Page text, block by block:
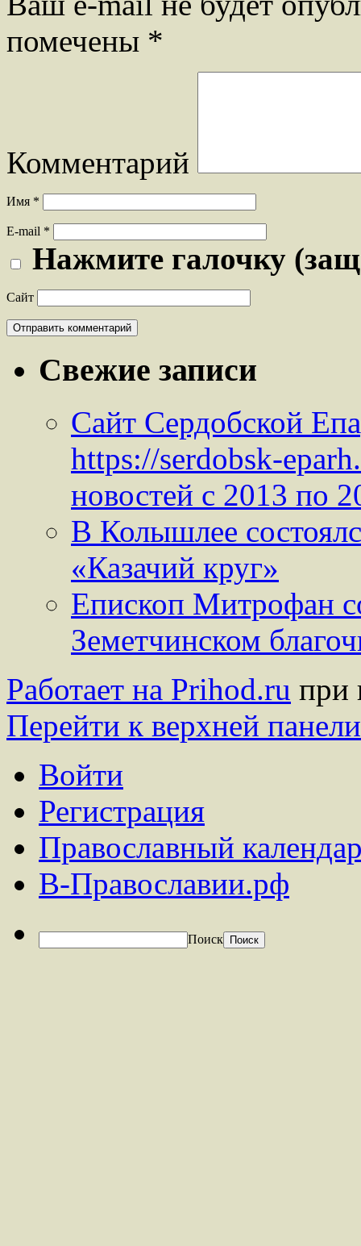
помечены *
Комментарий
Имя *
E-mail *
Нажмите галочку
Сайт
Свежие записи
Сайт Сердобской
https://serdobsk-
новостей с 2013 по
В Колышлее
«Казачий круг»
Епископ Митрофан
Земетчинском
Работает на Prihod.ru при
Перейти к верхней панели
Войти
Регистрация
Православный
В-Православии.рф
Поиск